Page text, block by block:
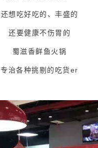
还想吃好吃的、丰盛的
还要健康不伤胃的
蜀滋香鲜鱼火锅
专治各种挑剔的吃货er